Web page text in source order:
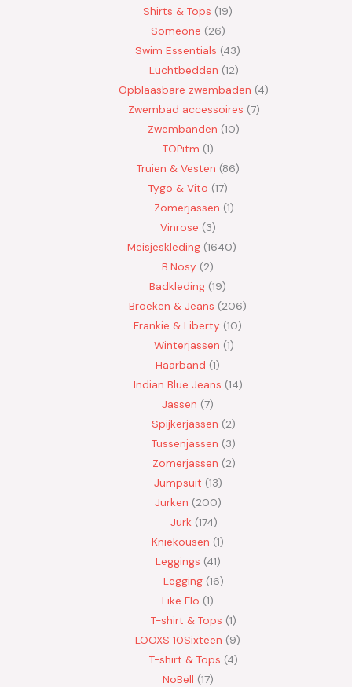
Shirts & Tops 19
Someone 26
Swim Essentials 43
Luchtbedden 12
Opblaasbare zwembaden 4
Zwembad accessoires 7
Zwembanden 10
TOPitm 1
Truien & Vesten 86
Tygo & Vito 17
Zomerjassen 1
Vinrose 3
Meisjeskleding 1640
B.Nosy
2
Badkleding 19
Broeken & Jeans
206
Frankie & Liberty 10
Winterjassen 1
Haarband 1
Indian Blue Jeans 14
Jassen 7
Spijkerjassen
2
Tussenjassen
3
Zomerjassen 2
Jumpsuit 13
Jurken 200
Jurk 174
Kniekousen 1
Leggings 41
Legging 16
Like Flo 1
T-shirt & Tops 1
LOOXS 10Sixteen
9
T-shirt & Tops 4
NoBell 17